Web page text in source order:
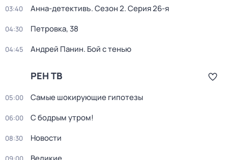
03:40 Анна-детективъ. Сезон 2. Серия 26-я
04:30 Петровка, 38
04:45 Андрей Панин. Бой с тенью
РЕН ТВ
05:00 Самые шoкиpующие гипотезы
06:00 С бодрым утром!
08:30 Новости